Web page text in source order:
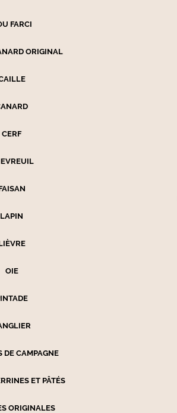
FARCI
ORIGINAL
CERF
LAPIN
OIE
DE CAMPAGNE
ET PÂTÉS
ORIGINALES